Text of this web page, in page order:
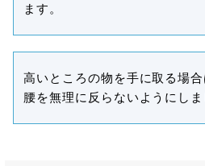
ます。
高いところの物を手に取る場
腰を無理に反らないようにしま